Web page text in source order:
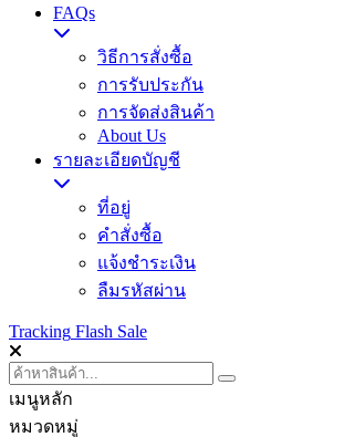
FAQs
วิธีการสั่งซื้อ
การรับประกัน
การจัดส่งสินค้า
About Us
รายละเอียดบัญชี
ที่อยู่
คำสั่งซื้อ
แจ้งชำระเงิน
ลืมรหัสผ่าน
Tracking Flash Sale
เมนูหลัก
หมวดหมู่